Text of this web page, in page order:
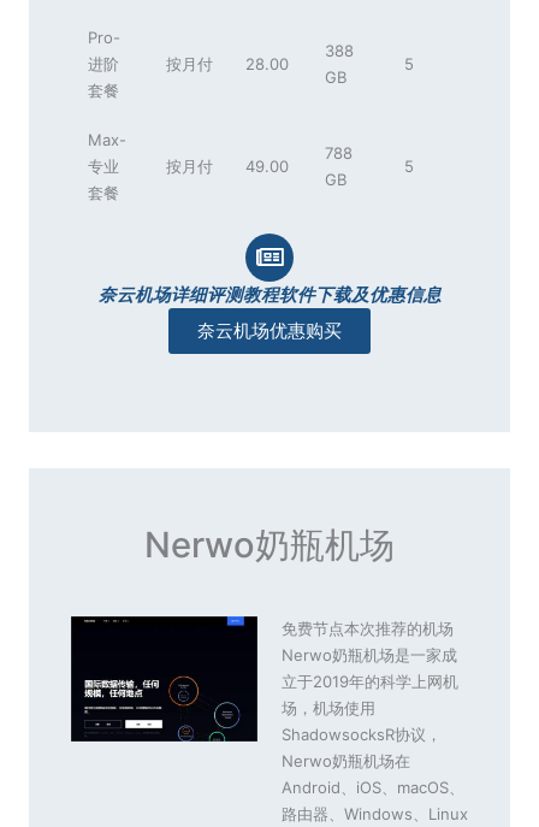
Pro-
进阶
套餐
按月付 28.00
388
GB
5
Max-
专业
套餐
按月付 49.00
788
GB
5
奈云机场详细评测教程软件下载及优惠信息
奈云机场优惠购买
Nerwo奶瓶机场
免费节点本次推荐的机场
Nerwo奶瓶机场是一家成
立于2019年的科学上网机
场，机场使用
ShadowsocksR协议，
Nerwo奶瓶机场在
Android、iOS、macOS、
路由器、Windows、Linux